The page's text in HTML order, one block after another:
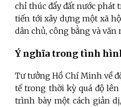
chỉ thúc đẩy đất nước phát
tiến tới xây dựng một xã
dân chủ, công bằng và văn
Ý nghĩa trong tình
Tư tưởng Hồ Chí Minh về
tế trong thời kỳ quá độ
trình bày một cách giản